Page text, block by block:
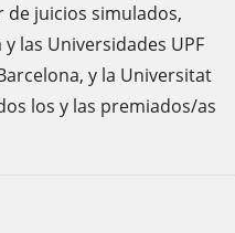
juicios simulados,
las Universidades UPF
​​y la Universitat
los y las premiados/as